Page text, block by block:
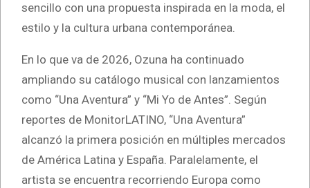
sencillo con una propuesta inspirada en la moda, el
estilo y la cultura urbana contemporánea.
En lo que va de 2026, Ozuna ha continuado
ampliando su catálogo musical con lanzamientos
como “Una Aventura” y “Mi Yo de Antes”. Según
reportes de MonitorLATINO, “Una Aventura”
alcanzó la primera posición en múltiples mercados
de América Latina y España. Paralelamente, el
artista se encuentra recorriendo Europa como